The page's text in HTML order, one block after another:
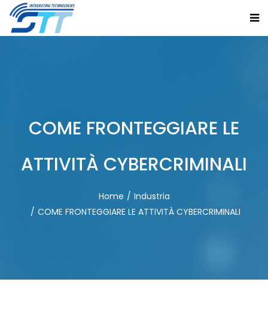
COME FRONTEGGIARE LE
ATTIVITÀ CYBERCRIMINALI
Home
Industria
COME FRONTEGGIARE LE ATTIVITÀ CYBERCRIMINALI